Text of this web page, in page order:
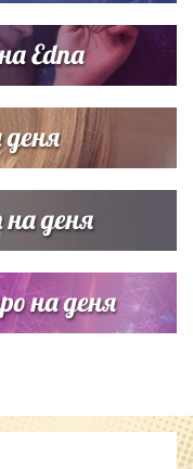
Edna
деня
на деня